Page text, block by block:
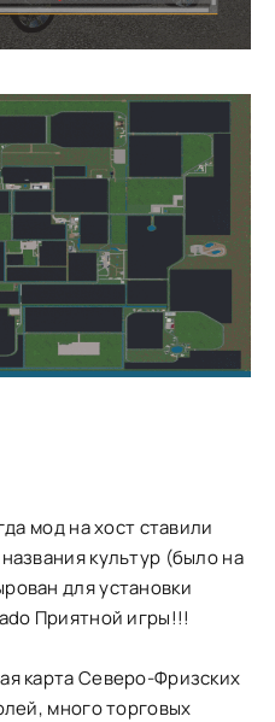
мод на хост ставили
культур (было на
для установки
Приятной игры!!!
карта Северо-Фризских
много торговых